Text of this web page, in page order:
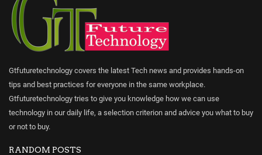
Gtfuturetechnology covers the latest Tech news and provides hands-on
tips and best practices for everyone in the same workplace.
Gtfuturetechnology tries to give you knowledge how we can use
technology in our daily life, a selection criterion and advice you what to buy
or not to buy.
RANDOM POSTS